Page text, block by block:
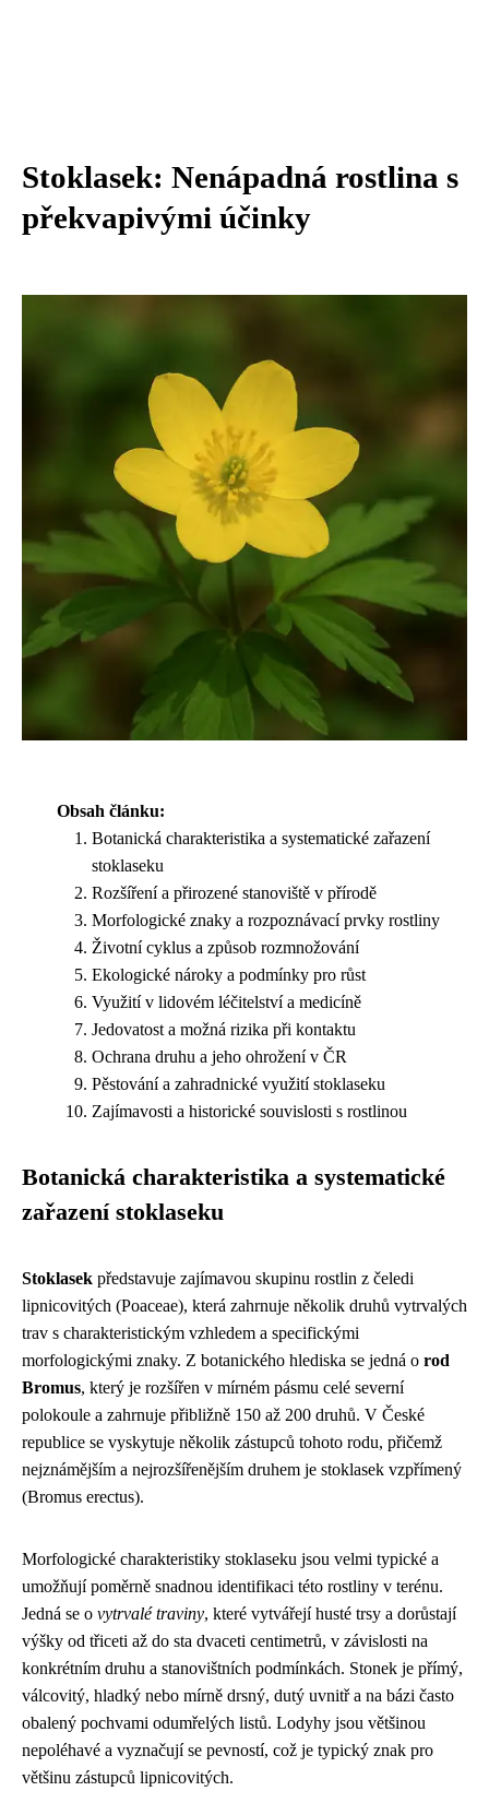
Stoklasek: Nenápadná rostlina s
překvapivými účinky
Obsah článku:
Botanická charakteristika a systematické zařazení
stoklaseku
Rozšíření a přirozené stanoviště v přírodě
Morfologické znaky a rozpoznávací prvky rostliny
Životní cyklus a způsob rozmnožování
Ekologické nároky a podmínky pro růst
Využití v lidovém léčitelství a medicíně
Jedovatost a možná rizika při kontaktu
Ochrana druhu a jeho ohrožení v ČR
Pěstování a zahradnické využití stoklaseku
Zajímavosti a historické souvislosti s rostlinou
Botanická charakteristika a systematické
zařazení stoklaseku
Stoklasek představuje zajímavou skupinu rostlin z čeledi
lipnicovitých (Poaceae), která zahrnuje několik druhů vytrvalých
trav s charakteristickým vzhledem a specifickými
morfologickými znaky. Z botanického hlediska se jedná o rod
Bromus, který je rozšířen v mírném pásmu celé severní
polokoule a zahrnuje přibližně 150 až 200 druhů. V České
republice se vyskytuje několik zástupců tohoto rodu, přičemž
nejznámějším a nejrozšířenějším druhem je stoklasek vzpřímený
(Bromus erectus).
Morfologické charakteristiky stoklaseku jsou velmi typické a
umožňují poměrně snadnou identifikaci této rostliny v terénu.
Jedná se o vytrvalé traviny, které vytvářejí husté trsy a dorůstají
výšky od třiceti až do sta dvaceti centimetrů, v závislosti na
konkrétním druhu a stanovištních podmínkách. Stonek je přímý,
válcovitý, hladký nebo mírně drsný, dutý uvnitř a na bázi často
obalený pochvami odumřelých listů. Lodyhy jsou většinou
nepoléhavé a vyznačují se pevností, což je typický znak pro
většinu zástupců lipnicovitých.